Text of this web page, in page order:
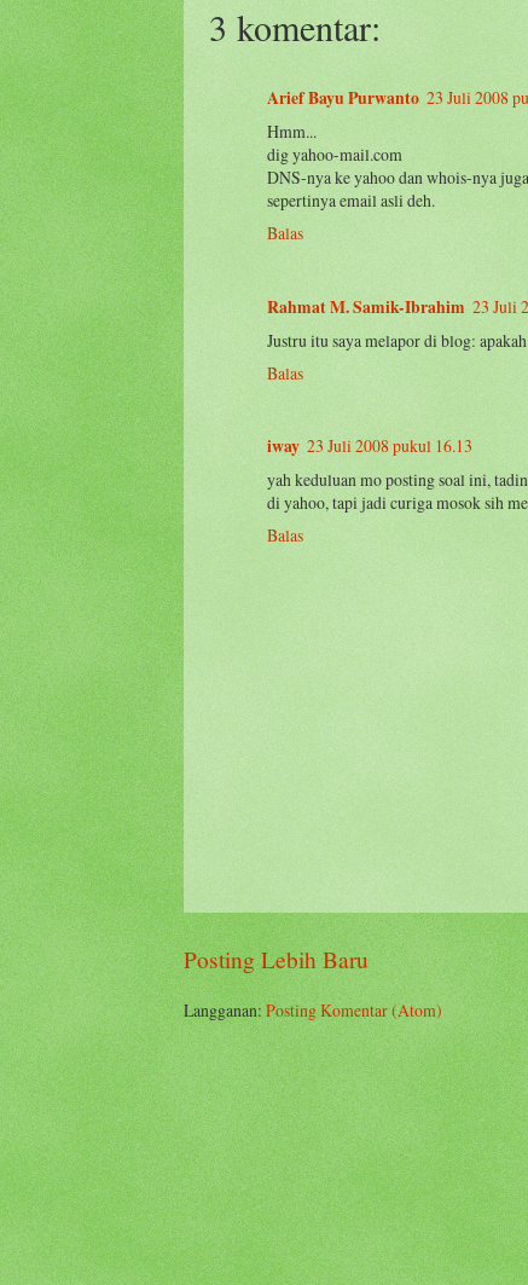
3 komentar:
Arief Bayu Purwanto 23 Juli 2008
Hmm...
dig yahoo-mail.com
DNS-nya ke yahoo dan whois-nya
sepertinya email asli deh.
Balas
Rahmat M. Samik-Ibrahim 23 Juli
Justru itu saya melapor di blog:
Balas
iway 23 Juli 2008 pukul 16.13
yah keduluan mo posting soal ini,
di yahoo, tapi jadi curiga mosok sih
Balas
Posting Lebih Baru
Langganan:Posting Komentar (Atom)